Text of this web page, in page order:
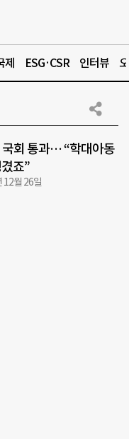
제 ESG·CSR 인터뷰
국회 통과… “학대아동
죠”
12월 26일